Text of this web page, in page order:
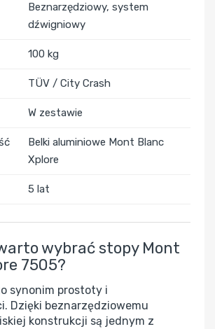
Beznarzędziowy, system
dźwigniowy
100 kg
TÜV / City Crash
W zestawie
Belki aluminiowe Mont Blanc
Xplore
5 lat
wybrać stopy Mont
7505?
synonim prostoty i
Dzięki beznarzędziowemu
konstrukcji są jednym z